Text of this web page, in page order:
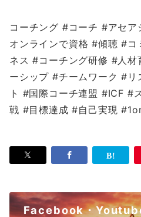
コーチング #コーチ #アセ
オンラインで資格 #傾聴 #
ネス #コーチング研修 #人
ーシップ #チームワーク #
ト #国際コーチ連盟 #ICF #
戦 #目標達成 #自己実現
Facebook・